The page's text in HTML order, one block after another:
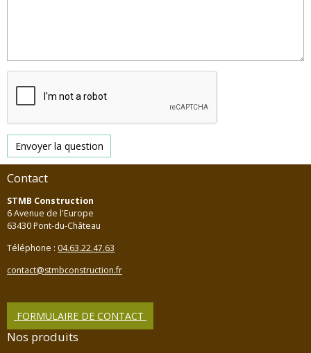
Envoyer la question
Contact
STMB Construction
6 Avenue de l'Europe
63430 Pont-du-Château
Téléphone : 04.63.22.47.63
contact@stmbconstruction.fr
FORMULAIRE DE CONTACT
Nos produits